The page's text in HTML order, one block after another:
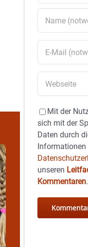
Mit der
sich mit der
Daten durch
Informationen
unseren
Kommentaren